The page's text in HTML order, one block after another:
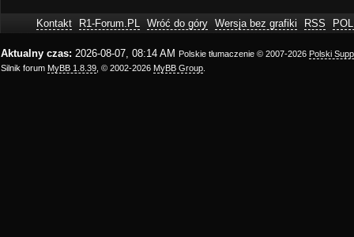
Kontakt R1-Forum.PL Wróć do góry Wersja bez grafiki RSS
Aktualny czas: 2026-08-07, 08:14 AM Polskie tłumaczenie © 2007-2026 Polski
Silnik forum MyBB 1.8.39 , © 2002-2026 MyBB Group